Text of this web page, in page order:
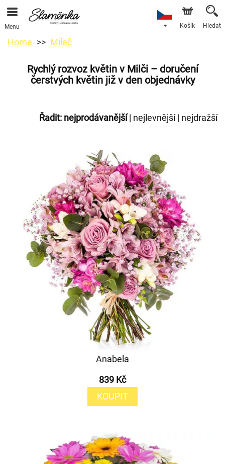
Menu Košík Hledat
Home Mileč
Rychlý rozvoz květin v Milči – doručení
čerstvých květin již v den objednávky
Řadit: nejprodávanější| nejlevnější| nejdražší
Anabela
839 Kč
KOUPIT